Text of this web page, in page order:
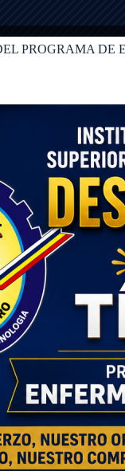
PROGRAMA DE